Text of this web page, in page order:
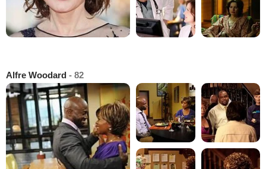
Alfre Woodard - 82